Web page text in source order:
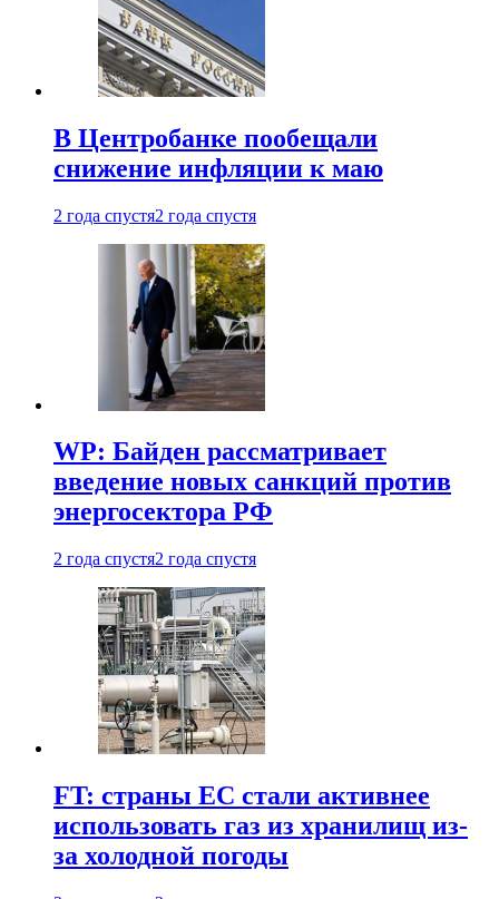
В Центробанке пообещали
снижение инфляции к маю
2 года спустя2 года спустя
WP: Байден рассматривает
введение новых санкций против
энергосектора РФ
2 года спустя2 года спустя
FT: страны ЕС стали активнее
использовать газ из хранилищ из-
за холодной погоды